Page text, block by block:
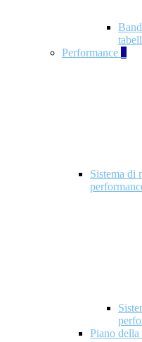
Performance 5
Sistema di
Piano della